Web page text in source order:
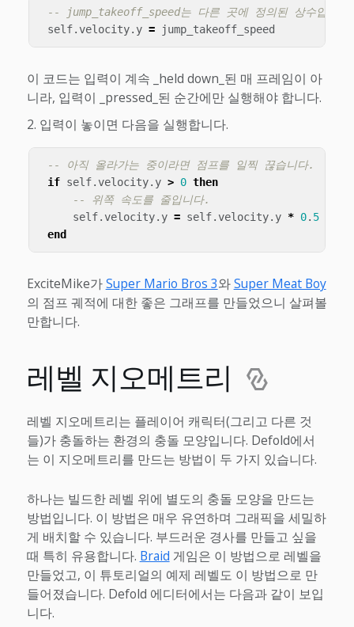
-- jump_takeoff_speed는 다른 곳에 정의된 상수입니
self.velocity. y = jump_takeoff_speed
이 코드는 입력이 계속 _held down_된 매 프레임이 아
니라, 입력이 _pressed_된 순간에만 실행해야 합니다.
입력이 놓이면 다음을 실행합니다.
-- 아직 올라가는 중이라면 점프를 일찍 끊습니다.
if self.velocity. y > 0 then
-- 위쪽 속도를 줄입니다.
self.velocity. y = self.velocity. y * 0. 5
end
ExciteMike가Super Mario Bros 3와Super Meat Boy
의 점프 궤적에 대한 좋은 그래프를 만들었으니 살펴볼
만합니다.
레벨 지오메트리
레벨 지오메트리는 플레이어 캐릭터(그리고 다른 것
들)가 충돌하는 환경의 충돌 모양입니다. Defold에서
는 이 지오메트리를 만드는 방법이 두 가지 있습니다.
하나는 빌드한 레벨 위에 별도의 충돌 모양을 만드는
방법입니다. 이 방법은 매우 유연하며 그래픽을 세밀하
게 배치할 수 있습니다. 부드러운 경사를 만들고 싶을
때 특히 유용합니다. Braid 게임은 이 방법으로 레벨을
만들었고, 이 튜토리얼의 예제 레벨도 이 방법으로 만
들어졌습니다. Defold 에디터에서는 다음과 같이 보입
니다.